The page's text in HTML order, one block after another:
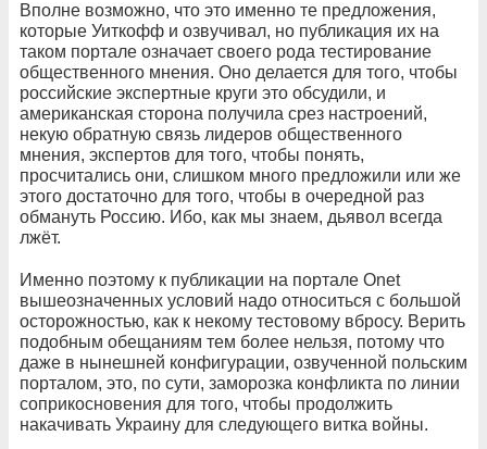
Вполне возможно, что это именно те предложения,
которые Уиткофф и озвучивал, но публикация их на
таком портале означает своего рода тестирование
общественного мнения. Оно делается для того, чтобы
российские экспертные круги это обсудили, и
американская сторона получила срез настроений,
некую обратную связь лидеров общественного
мнения, экспертов для того, чтобы понять,
просчитались они, слишком много предложили или же
этого достаточно для того, чтобы в очередной раз
обмануть Россию. Ибо, как мы знаем, дьявол всегда
лжёт.
Именно поэтому к публикации на портале Onet
вышеозначенных условий надо относиться с большой
осторожностью, как к некому тестовому вбросу. Верить
подобным обещаниям тем более нельзя, потому что
даже в нынешней конфигурации, озвученной польским
порталом, это, по сути, заморозка конфликта по линии
соприкосновения для того, чтобы продолжить
накачивать Украину для следующего витка войны.